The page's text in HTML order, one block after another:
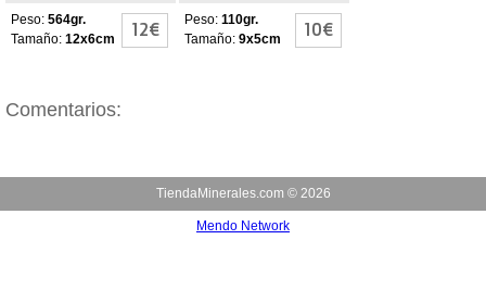
Peso: 564gr.
Tamaño: 12x6cm 12€ Peso: 110gr.
Tamaño: 9x5cm 10€
Comentarios:
TiendaMinerales.com © 2026
Mendo Network